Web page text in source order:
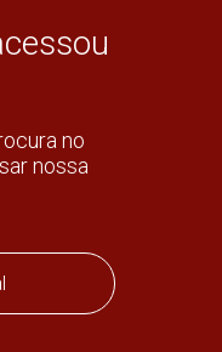
no
nossa